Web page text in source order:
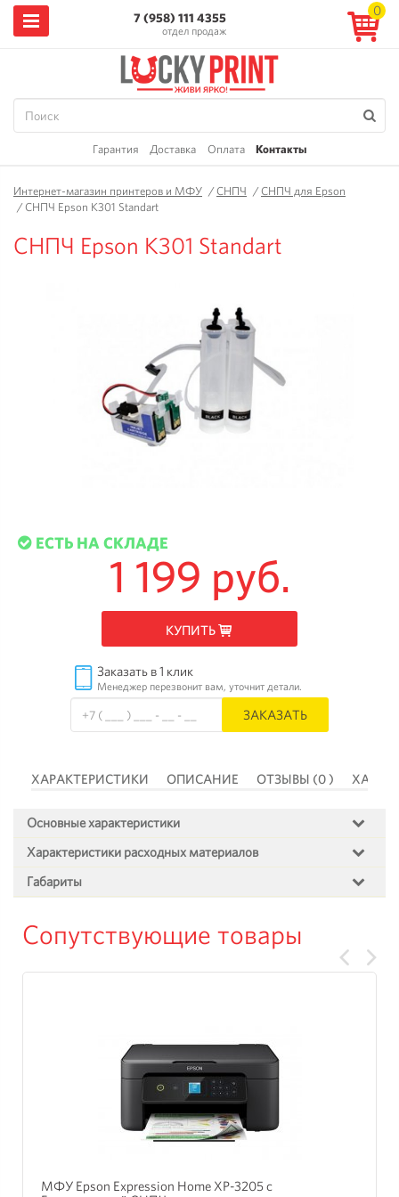
7 (958) 111 4355
отдел продаж
0
Гарантия Доставка Оплата Контакты
Интернет-магазин принтеров и МФУ /СНПЧ /СНПЧ для Epson
/СНПЧ Epson K301 Standart
СНПЧ Epson K301 Standart
ЕСТЬ НА СКЛАДЕ
1 199 руб.
КУПИТЬ
Заказать в 1 клик
Менеджер перезвонит вам, уточнит детали.
ЗАКАЗАТЬ
ХАРАКТЕРИСТИКИ ОПИСАНИЕ ОТЗЫВЫ (0 )
Основные характеристики
Характеристики расходных материалов
Габариты
Сопутствующие товары
МФУ Epson Expression Home XP-3205 с